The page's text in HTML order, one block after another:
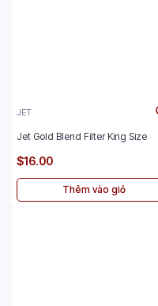
JET
Jet Gold Blend Filter King Size
$16.00
Thêm vào giỏ